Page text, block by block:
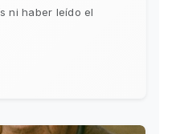
ni haber leído el